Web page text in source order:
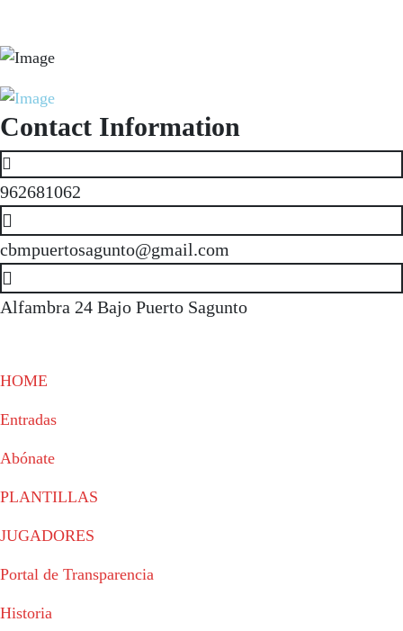
Contact Information
962681062
cbmpuertosagunto@gmail.com
Alfambra 24 Bajo Puerto Sagunto
HOME
Entradas
Abónate
PLANTILLAS
JUGADORES
Portal de Transparencia
Historia